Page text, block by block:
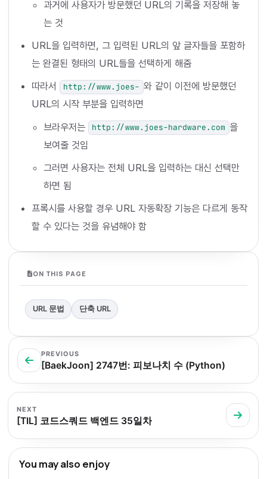
과거에 사용자가 방문했던 URL의 기록을 저장해 놓
는 것
URL을 입력하면, 그 입력된 URL의 앞 글자들을 포함하
는 완결된 형태의 URL들을 선택하게 해줌
따라서
http://www.joes- 와 같이 이전에 방문했던
URL의 시작 부분을 입력하면
브라우저는
http://www.joes-hardware.com 을
보여줄 것임
그러면 사용자는 전체 URL을 입력하는 대신 선택만
하면 됨
프록시를 사용할 경우 URL 자동확장 기능은 다르게 동작
할 수 있다는 것을 유념해야 함
ON THIS PAGE
URL 문법 단축 URL
PREVIOUS
[BaekJoon] 2747번: 피보나치 수 (Python)
NEXT
[TIL] 코드스쿼드 백엔드 35일차
You may also enjoy